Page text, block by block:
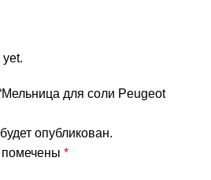
для соли Peugeot
опубликован.
*